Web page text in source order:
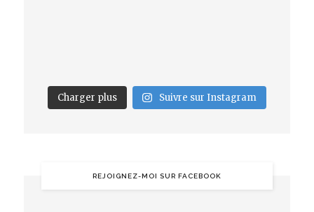
Charger plus Suivre sur Instagram
REJOIGNEZ-MOI SUR FACEBOOK